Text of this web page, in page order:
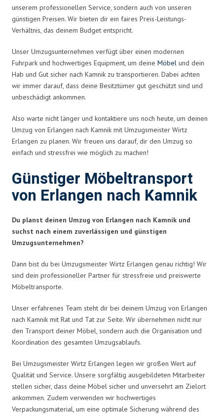
unserem professionellen Service, sondern auch von unseren
günstigen Preisen. Wir bieten dir ein faires Preis-Leistungs-
Verhältnis, das deinem Budget entspricht.
Unser Umzugsunternehmen verfügt über einen modernen
Fuhrpark und hochwertiges Equipment, um deine Möbel und dein
Hab und Gut sicher nach Kamnik zu transportieren. Dabei achten
wir immer darauf, dass deine Besitztümer gut geschützt sind und
unbeschädigt ankommen.
Also warte nicht länger und kontaktiere uns noch heute, um deinen
Umzug von Erlangen nach Kamnik mit Umzugsmeister Wirtz
Erlangen zu planen. Wir freuen uns darauf, dir den Umzug so
einfach und stressfrei wie möglich zu machen!
Günstiger Möbeltransport
von Erlangen nach Kamnik
Du planst deinen Umzug von Erlangen nach Kamnik und
suchst nach einem zuverlässigen und günstigen
Umzugsunternehmen?
Dann bist du bei Umzugsmeister Wirtz Erlangen genau richtig! Wir
sind dein professioneller Partner für stressfreie und preiswerte
Möbeltransporte.
Unser erfahrenes Team steht dir bei deinem Umzug von Erlangen
nach Kamnik mit Rat und Tat zur Seite. Wir übernehmen nicht nur
den Transport deiner Möbel, sondern auch die Organisation und
Koordination des gesamten Umzugsablaufs.
Bei Umzugsmeister Wirtz Erlangen legen wir großen Wert auf
Qualität und Service. Unsere sorgfältig ausgebildeten Mitarbeiter
stellen sicher, dass deine Möbel sicher und unversehrt am Zielort
ankommen. Zudem verwenden wir hochwertiges
Verpackungsmaterial, um eine optimale Sicherung während des